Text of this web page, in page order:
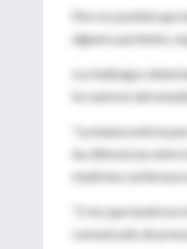
Pero es posible que
algunos pacientes,
Los hallazgos
los autores del
"La buena noticia
las diferencias
medicina
"Creo que tendrá
comunicado de